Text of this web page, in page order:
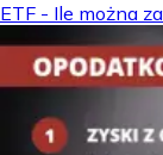
ETF - Ile można